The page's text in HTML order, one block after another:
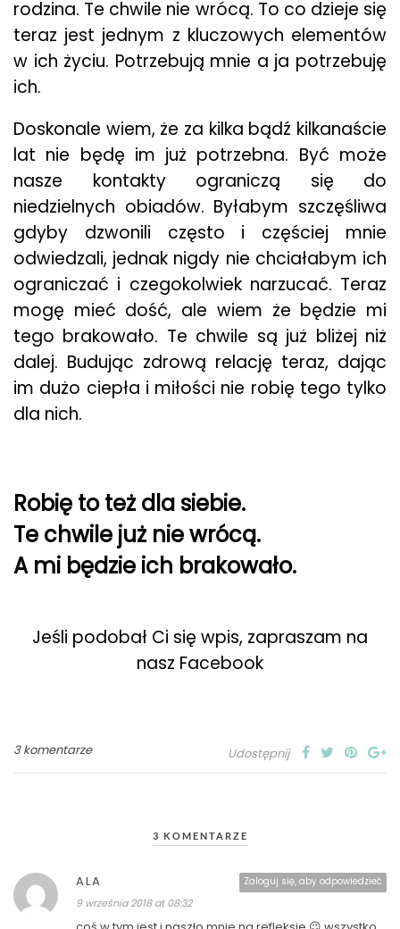
rodzina. Te chwile nie wrócą. To co dzieje się
teraz jest jednym z kluczowych elementów
w ich życiu. Potrzebują mnie a ja potrzebuję
ich.
Doskonale wiem, że za kilka bądź kilkanaście
lat nie będę im już potrzebna. Być może
nasze kontakty ograniczą się do
niedzielnych obiadów. Byłabym szczęśliwa
gdyby dzwonili często i częściej mnie
odwiedzali, jednak nigdy nie chciałabym ich
ograniczać i czegokolwiek narzucać. Teraz
mogę mieć dość, ale wiem że będzie mi
tego brakowało. Te chwile są już bliżej niż
dalej. Budując zdrową relację teraz, dając
im dużo ciepła i miłości nie robię tego tylko
dla nich.
Robię to też dla siebie.
Te chwile już nie wrócą.
A mi będzie ich brakowało.
Jeśli podobał Ci się wpis, zapraszam na
nasz Facebook
3 komentarze Udostępnij
3 KOMENTARZE
Zaloguj się, aby odpowiedzieć
ALA
9 września 2018 at 08:32